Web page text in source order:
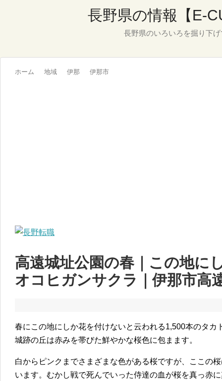
長野県の情報【E-
長野県のいろいろを掘り下
ホーム 地域 伊那 伊那市
高遠城址公園の春｜この地に
オコヒガンサクラ｜伊那市高
春にこの地にしか花を付けないと云われる1,500本のタカ
城跡の丘は赤みを帯びた鮮やかな桜色に包まます。
白からピンクまでさまざまな色がある桜ですが、ここの
います。むかし戦で死んでいった侍達の血が桜を真っ赤